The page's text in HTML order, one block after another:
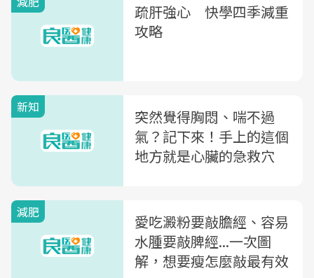
疏肝強心 快學四季減重
攻略
新知
突然覺得胸悶、喘不過
氣？記下來！手上的這個
地方就是心臟的急救穴
減肥
愛吃澱粉要敲膽經、容易
水腫要敲脾經...一次圖
解，想要瘦怎麼敲最有效